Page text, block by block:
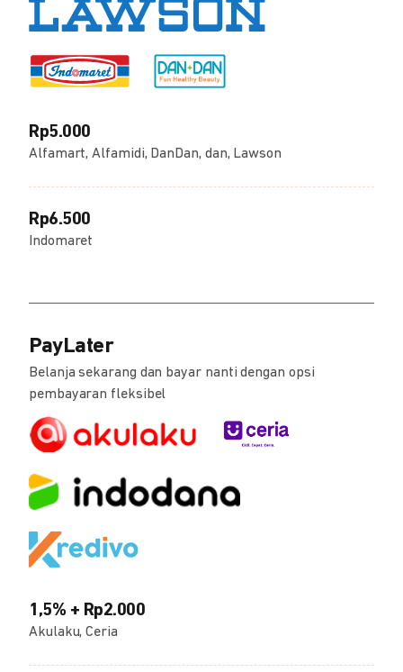
Rp5.000
Alfamart, Alfamidi, DanDan, dan, Lawson
Rp6.500
Indomaret
PayLater
Belanja sekarang dan bayar nanti dengan opsi
pembayaran fleksibel
1,5% + Rp2.000
Akulaku, Ceria